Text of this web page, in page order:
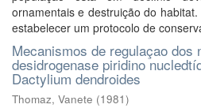
ornamentais e destruição do
estabelecer um protocolo de
Mecanismos de regulaçao dos
desidrogenase piridino
Dactylium dendroides
Thomaz, Vanete (1981)